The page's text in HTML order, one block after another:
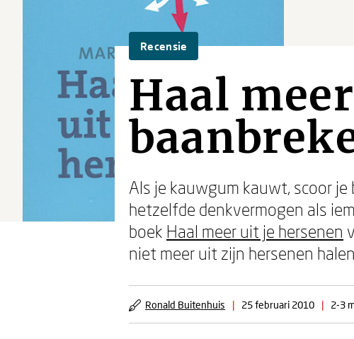
Recensie
Haal
Als je kauwgum kauwt, scoor
hetzelfde denkvermogen als
boek Haal meer uit je hersenen
niet meer uit zijn hersenen
Ronald Buitenhuis | 25 februari 2010 | 2-3